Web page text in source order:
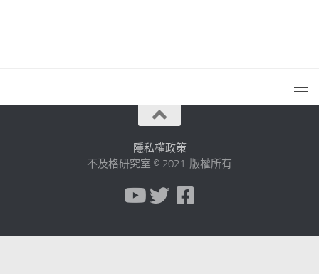
隱私權政策
不及格研究室 © 2021. 版權所有